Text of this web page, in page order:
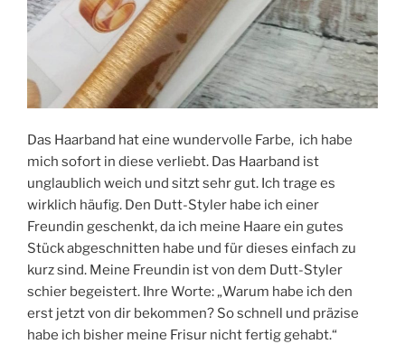
Das Haarband hat eine wundervolle Farbe, ich habe
mich sofort in diese verliebt. Das Haarband ist
unglaublich weich und sitzt sehr gut. Ich trage es
wirklich häufig. Den Dutt-Styler habe ich einer
Freundin geschenkt, da ich meine Haare ein gutes
Stück abgeschnitten habe und für dieses einfach zu
kurz sind. Meine Freundin ist von dem Dutt-Styler
schier begeistert. Ihre Worte: „Warum habe ich den
erst jetzt von dir bekommen? So schnell und präzise
habe ich bisher meine Frisur nicht fertig gehabt.“